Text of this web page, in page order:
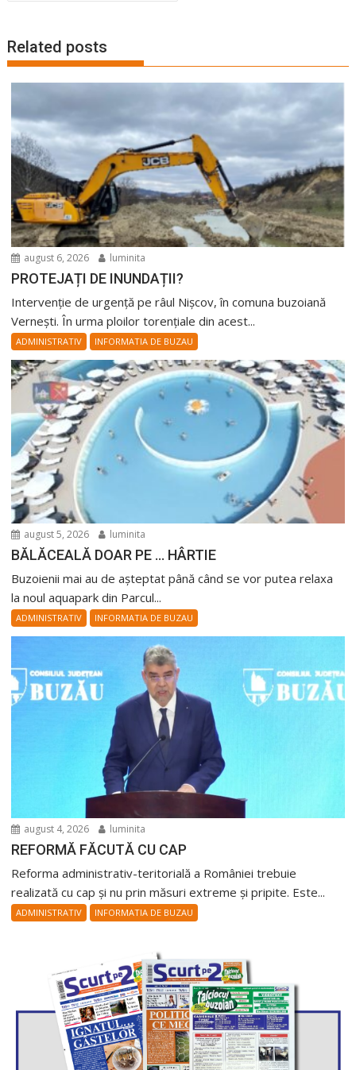
articole
Related posts
august 6, 2026 luminita
PROTEJAȚI DE INUNDAȚII?
Intervenție de urgență pe râul Nișcov, în comuna buzoiană
Vernești. În urma ploilor torențiale din acest...
ADMINISTRATIV INFORMATIA DE BUZAU
august 5, 2026 luminita
BĂLĂCEALĂ DOAR PE … HÂRTIE
Buzoienii mai au de așteptat până când se vor putea relaxa
la noul aquapark din Parcul...
ADMINISTRATIV INFORMATIA DE BUZAU
august 4, 2026 luminita
REFORMĂ FĂCUTĂ CU CAP
Reforma administrativ-teritorială a României trebuie
realizată cu cap și nu prin măsuri extreme și pripite. Este...
ADMINISTRATIV INFORMATIA DE BUZAU